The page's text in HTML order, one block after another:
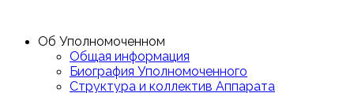
Об Уполномоченном
Общая информация
Биография Уполномоченного
Структура и коллектив Аппарата